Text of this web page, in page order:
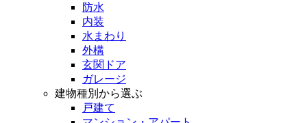
防水
内装
水まわり
外構
玄関ドア
ガレージ
建物種別から選ぶ
戸建て